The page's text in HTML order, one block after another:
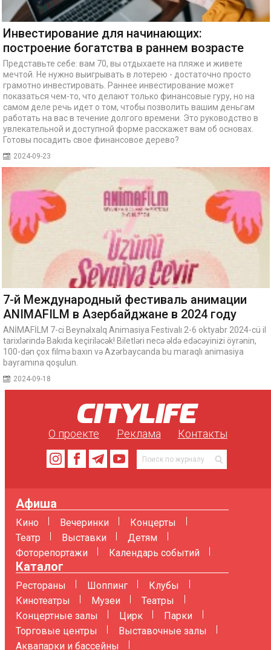
Инвестирование для начинающих:
построение богатства в раннем возрасте
Представьте себе: вам 70, вы отдыхаете на пляже и живете
мечтой. Не нужно выигрывать в лотерею - достаточно просто
грамотно инвестировать. Раннее инвестирование может
показаться чем-то, что делают только финансовые гуру, но на
самом деле речь идет о том, чтобы позволить вашим деньгам
работать на вас в течение долгого времени. Это руководство в
увлекательной и доступной форме расскажет вам об основах.
Готовы посадить свое финансовое дерево?
2024-09-23
7-й Международный фестиваль анимации
ANIMAFILM в Азербайджане в 2024 году
ANİMAFİLM 7-ci Beynəlxalq Animasiya Festivalı 2-6 oktyabr 2024-cü il
tarixlərində Bakıda keçiriləcək! Biletləri necə əldə edəcəyinizi öyrənin,
100-dən çox filmə baxın və Azərbaycanda bu maraqlı animasiya
bayramına qoşulun.
2024-09-18
О проекте Реклама Контакты
Афиша
Кино Вечеринки
Концерты
Театр
Выставки
Детям
Фоторепортажи
Календарь событий
Каталог
Рестораны Шоппинг
Клубы
Кинотеатры
Музеи
Театры
Концертные залы
Цирк
Парки
Торговые центры
Выставочные залы
Аквапарки и бассейны